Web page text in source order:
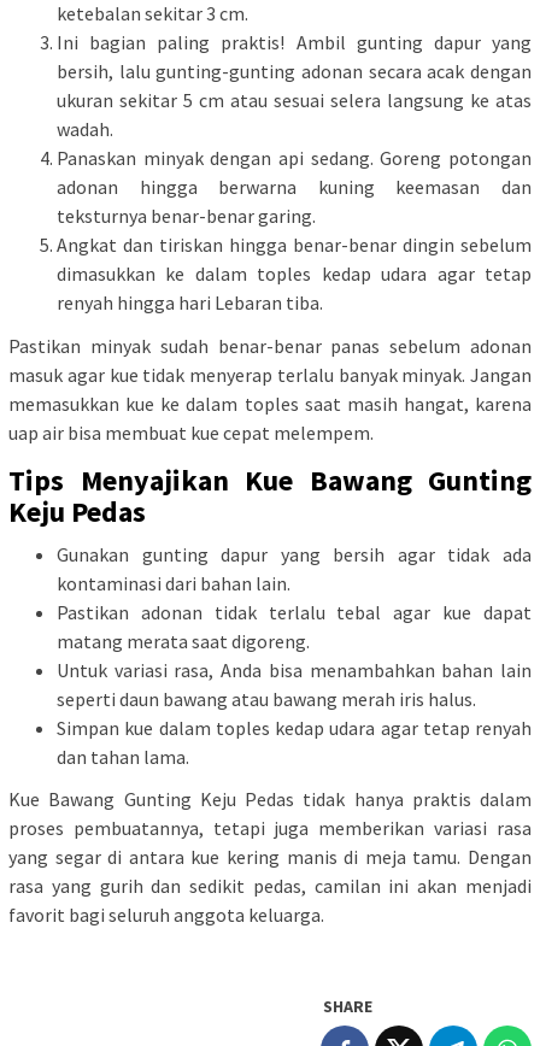
ketebalan sekitar 3 cm.
Ini bagian paling praktis! Ambil gunting dapur yang
bersih, lalu gunting-gunting adonan secara acak dengan
ukuran sekitar 5 cm atau sesuai selera langsung ke atas
wadah.
Panaskan minyak dengan api sedang. Goreng potongan
adonan hingga berwarna kuning keemasan dan
teksturnya benar-benar garing.
Angkat dan tiriskan hingga benar-benar dingin sebelum
dimasukkan ke dalam toples kedap udara agar tetap
renyah hingga hari Lebaran tiba.
Pastikan minyak sudah benar-benar panas sebelum adonan
masuk agar kue tidak menyerap terlalu banyak minyak. Jangan
memasukkan kue ke dalam toples saat masih hangat, karena
uap air bisa membuat kue cepat melempem.
Tips Menyajikan Kue Bawang Gunting
Keju Pedas
Gunakan gunting dapur yang bersih agar tidak ada
kontaminasi dari bahan lain.
Pastikan adonan tidak terlalu tebal agar kue dapat
matang merata saat digoreng.
Untuk variasi rasa, Anda bisa menambahkan bahan lain
seperti daun bawang atau bawang merah iris halus.
Simpan kue dalam toples kedap udara agar tetap renyah
dan tahan lama.
Kue Bawang Gunting Keju Pedas tidak hanya praktis dalam
proses pembuatannya, tetapi juga memberikan variasi rasa
yang segar di antara kue kering manis di meja tamu. Dengan
rasa yang gurih dan sedikit pedas, camilan ini akan menjadi
favorit bagi seluruh anggota keluarga.
SHARE